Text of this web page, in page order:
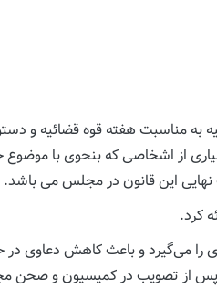
به مناسبت هفته قوه قضائیه و
از اشخاصی که بنحوی با
نهایی این قانون در مجلس می باشد.
کرد.
را می‌گیرد و باعث کاهش دعاوی
از تصویب در کمیسیون و صحن